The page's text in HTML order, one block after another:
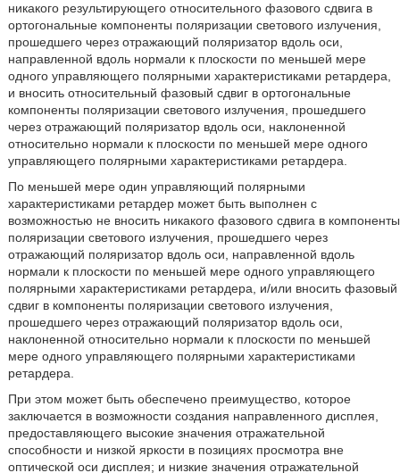
никакого результирующего относительного фазового сдвига в
ортогональные компоненты поляризации светового излучения,
прошедшего через отражающий поляризатор вдоль оси,
направленной вдоль нормали к плоскости по меньшей мере
одного управляющего полярными характеристиками ретардера,
и вносить относительный фазовый сдвиг в ортогональные
компоненты поляризации светового излучения, прошедшего
через отражающий поляризатор вдоль оси, наклоненной
относительно нормали к плоскости по меньшей мере одного
управляющего полярными характеристиками ретардера.
По меньшей мере один управляющий полярными
характеристиками ретардер может быть выполнен с
возможностью не вносить никакого фазового сдвига в компоненты
поляризации светового излучения, прошедшего через
отражающий поляризатор вдоль оси, направленной вдоль
нормали к плоскости по меньшей мере одного управляющего
полярными характеристиками ретардера, и/или вносить фазовый
сдвиг в компоненты поляризации светового излучения,
прошедшего через отражающий поляризатор вдоль оси,
наклоненной относительно нормали к плоскости по меньшей
мере одного управляющего полярными характеристиками
ретардера.
При этом может быть обеспечено преимущество, которое
заключается в возможности создания направленного дисплея,
предоставляющего высокие значения отражательной
способности и низкой яркости в позициях просмотра вне
оптической оси дисплея; и низкие значения отражательной